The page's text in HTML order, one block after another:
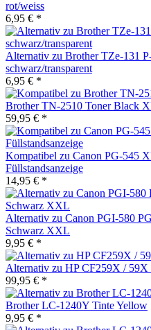
rot/weiss
6,95 € *
Alternativ zu Brother TZe-131
schwarz/transparent
6,95 € *
Brother TN-2510 Toner Black
59,95 € *
Kompatibel zu Canon PG-545
Füllstandsanzeige
14,95 € *
Alternativ zu Canon PGI-580
Schwarz XXL
9,95 € *
Alternativ zu HP CF259X /
99,95 € *
Brother LC-1240Y Tinte Yellow
9,95 € *